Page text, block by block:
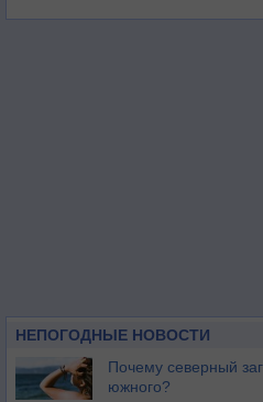
НЕПОГОДНЫЕ НОВОСТИ
Почему северный
южного?